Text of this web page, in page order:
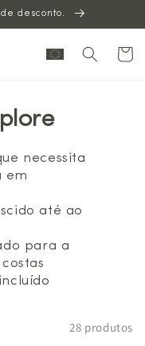
desconto.
Carrinho
necessita
em
até ao
para a
28 produtos